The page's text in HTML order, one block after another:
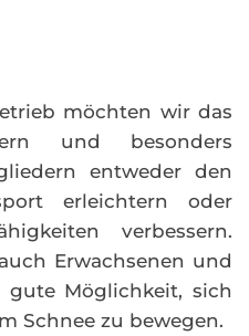
möchten wir das
und besonders
entweder den
erleichtern oder
verbessern.
Erwachsenen und
gute Möglichkeit, sich
Schnee zu bewegen.